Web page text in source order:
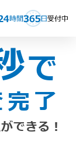
で
了
できる！